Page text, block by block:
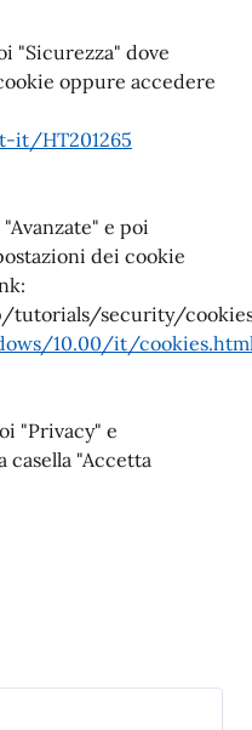
"Sicurezza" dove
oppure accedere
it/HT201265
e poi
dei cookie
tutorials/security/
10.00/it/
"Privacy" e
casella "Accetta